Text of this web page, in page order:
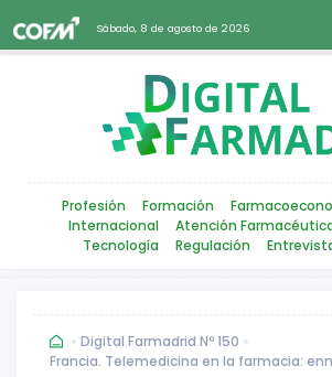
Sábado, 8 de agosto de 2026
Profesión Formación
Internacional
Atención
Tecnología
Regulación
Digital Farmadrid Nº 150
Francia. Telemedicina en la farmacia: